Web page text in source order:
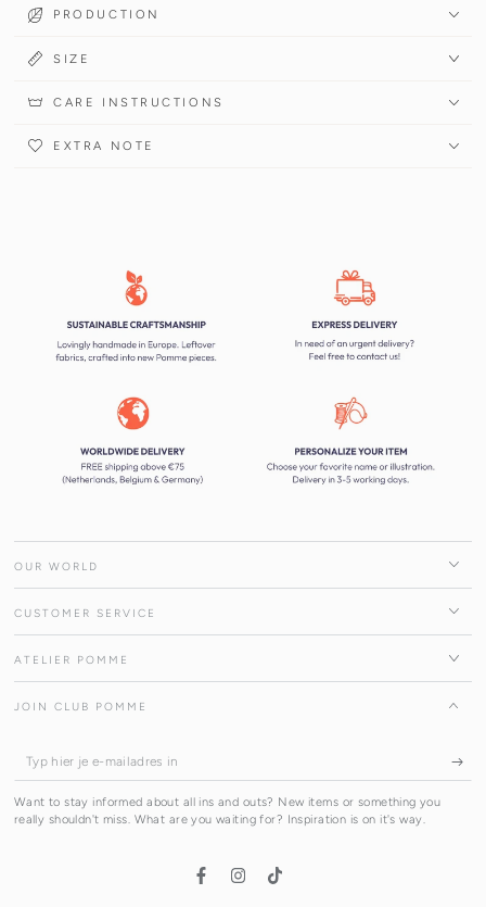
PRODUCTION
SIZE
CARE INSTRUCTIONS
EXTRA NOTE
OUR WORLD
CUSTOMER SERVICE
ATELIER POMME
JOIN CLUB POMME
Typ
je
Want to stay informed about all ins and outs? New items or something you
really shouldn't miss. What are you waiting for? Inspiration is on it's way.
FacebookInstagram
TikTok